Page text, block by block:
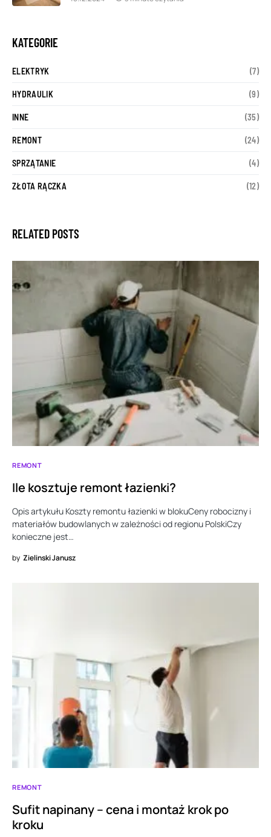
KATEGORIE
ELEKTRYK (7)
HYDRAULIK (9)
INNE (35)
REMONT (24)
SPRZĄTANIE (4)
ZŁOTA RĄCZKA (12)
RELATED POSTS
REMONT
Ile kosztuje remont łazienki?
Opis artykułu Koszty remontu łazienki w blokuСeny robocizny i
materiałów budowlanych w zależności od regionu PolskiCzy
konieczne jest…
by Zielinski Janusz
REMONT
Sufit napinany – cena i montaż krok po
kroku